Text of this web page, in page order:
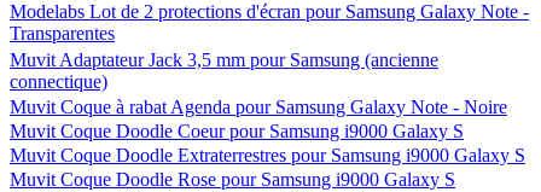
Modelabs Lot de 2 protections d'écran pour Samsung Galaxy Note -
Transparentes
Muvit Adaptateur Jack 3,5 mm pour Samsung (ancienne
connectique)
Muvit Coque à rabat Agenda pour Samsung Galaxy Note - Noire
Muvit Coque Doodle Coeur pour Samsung i9000 Galaxy S
Muvit Coque Doodle Extraterrestres pour Samsung i9000 Galaxy S
Muvit Coque Doodle Rose pour Samsung i9000 Galaxy S